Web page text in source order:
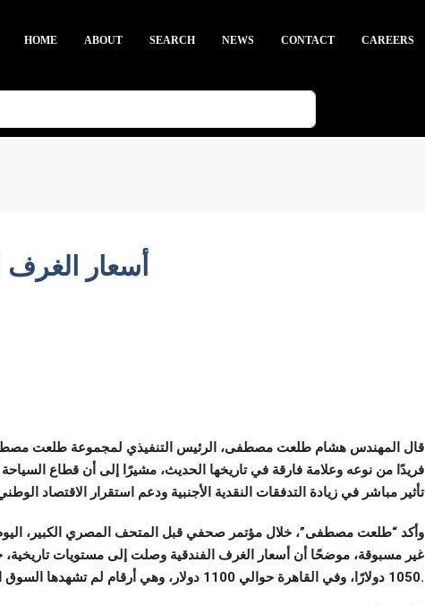
HOME ABOUT SEARCH NEWS CONTACT CAREERS
أسعار الغرف
قال المهندس هشام طلعت مصطفى، الرئيس التنفيذي لمجموعة طلعت
فريدًا من نوعه وعلامة فارقة في تاريخها الحديث، مشيرًا إلى أن قطاع
تأثير مباشر في زيادة التدفقات النقدية الأجنبية ودعم استقرار الاقتصاد
وأكد “طلعت مصطفى”، خلال مؤتمر صحفي قبل المتحف المصري الكبير،
غير مسبوقة، موضحًا أن أسعار الغرف الفندقية وصلت إلى مستويات تاريخية،
1050 دولارًا، وفي القاهرة حوالي 1100 دولار، وهي أرقام لم تشهدها السوق المصرية من قبل.